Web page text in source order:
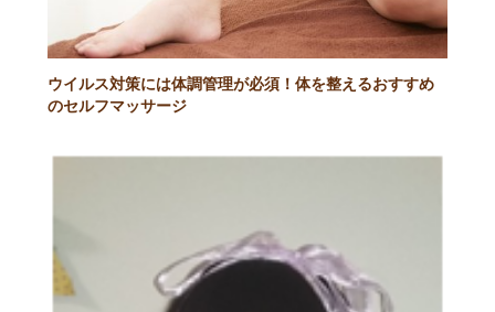
ウイルス対策には体調管理が必須！体を整えるおすすめ
のセルフマッサージ